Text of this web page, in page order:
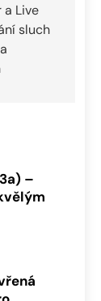
a Live
sluch
–